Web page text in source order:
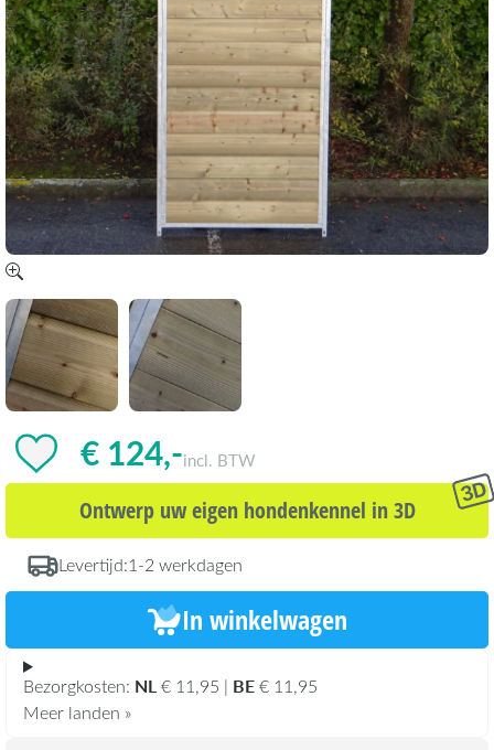
€ 124,-incl. BTW
Ontwerp uw eigen hondenkennel in 3D
Levertijd:1-2 werkdagen
In winkelwagen
Bezorgkosten: NL€ 11,95 | BE€ 11,95
Meer landen »